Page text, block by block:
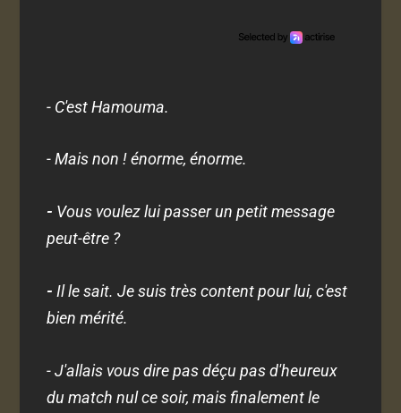
- C'est Hamouma.
- Mais non ! énorme, énorme.
- Vous voulez lui passer un petit message
peut-être ?
- Il le sait. Je suis très content pour lui, c'est
bien mérité.
- J'allais vous dire pas déçu pas d'heureux
du match nul ce soir, mais finalement le